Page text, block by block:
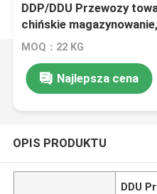
DDP/DDU Przewozy
chińskie
pakowanie
MOQ：22 KG
Najlepsza cena
OPIS PRODUKTU
DDU